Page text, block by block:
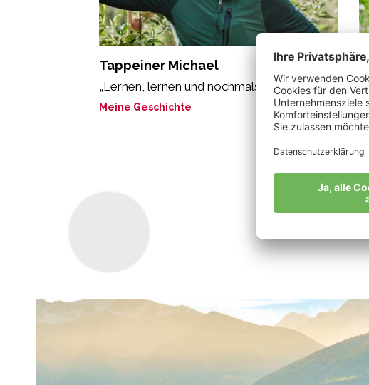
Tappeiner Michael
„Lernen, lernen und nochmals lernen.“
Meine Geschichte